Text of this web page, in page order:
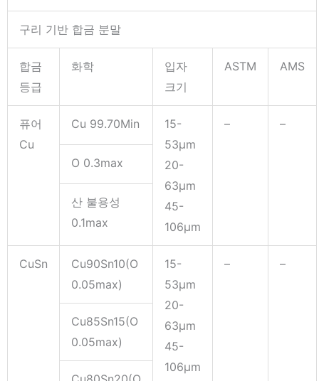
구리 기반 합금 분말
합금
등급
화학
입자
크기
ASTM AMS
퓨어
Cu
Cu 99.70Min
15-
53μm
20-
63μm
45-
106μm
– –
O 0.3max
산 불용성
0.1max
CuSn
Cu90Sn10(O
0.05max)
15-
53μm
20-
63μm
45-
106μm
– –
Cu85Sn15(O
0.05max)